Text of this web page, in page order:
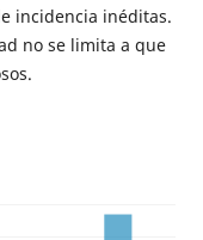
incidencia inéditas.
no se limita a que